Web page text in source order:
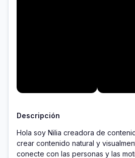
Descripción
Hola soy Nilia creadora de
crear contenido natural y
conecte con las personas y las